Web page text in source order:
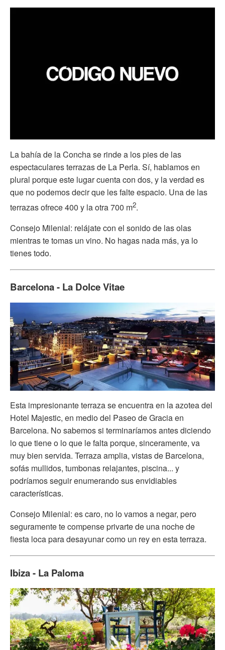
La bahía de la Concha se rinde a los pies de las
espectaculares terrazas de La Perla. Sí, hablamos en
plural porque este lugar cuenta con dos, y la verdad es
que no podemos decir que les falte espacio. Una de las
terrazas ofrece 400 y la otra 700 m2.
Consejo Milenial: relájate con el sonido de las olas
mientras te tomas un vino. No hagas nada más, ya lo
tienes todo.
Barcelona - La Dolce Vitae
Esta impresionante terraza se encuentra en la azotea del
Hotel Majestic, en medio del Paseo de Gracia en
Barcelona. No sabemos si terminaríamos antes diciendo
lo que tiene o lo que le falta porque, sinceramente, va
muy bien servida. Terraza amplia, vistas de Barcelona,
sofás mullidos, tumbonas relajantes, piscina... y
podríamos seguir enumerando sus envidiables
características.
Consejo Milenial: es caro, no lo vamos a negar, pero
seguramente te compense privarte de una noche de
fiesta loca para desayunar como un rey en esta terraza.
Ibiza - La Paloma